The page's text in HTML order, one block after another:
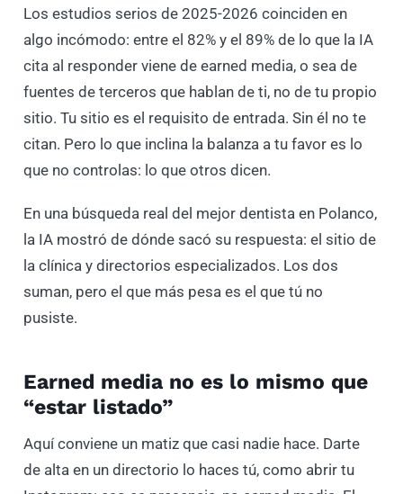
Los estudios serios de 2025-2026 coinciden en
algo incómodo: entre el 82% y el 89% de lo que la IA
cita al responder viene de earned media, o sea de
fuentes de terceros que hablan de ti, no de tu propio
sitio. Tu sitio es el requisito de entrada. Sin él no te
citan. Pero lo que inclina la balanza a tu favor es lo
que no controlas: lo que otros dicen.
En una búsqueda real del mejor dentista en Polanco,
la IA mostró de dónde sacó su respuesta: el sitio de
la clínica y directorios especializados. Los dos
suman, pero el que más pesa es el que tú no
pusiste.
Earned media no es lo mismo que
“estar listado”
Aquí conviene un matiz que casi nadie hace. Darte
de alta en un directorio lo haces tú, como abrir tu